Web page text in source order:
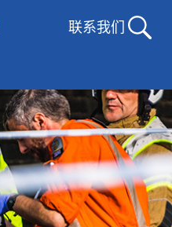
联系我们